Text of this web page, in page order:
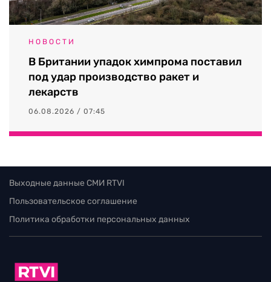
НОВОСТИ
В Британии упадок химпрома поставил
под удар производство ракет и
лекарств
06.08.2026 / 07:45
Выходные данные СМИ RTVI
Пользовательское соглашение
Политика обработки персональных данных